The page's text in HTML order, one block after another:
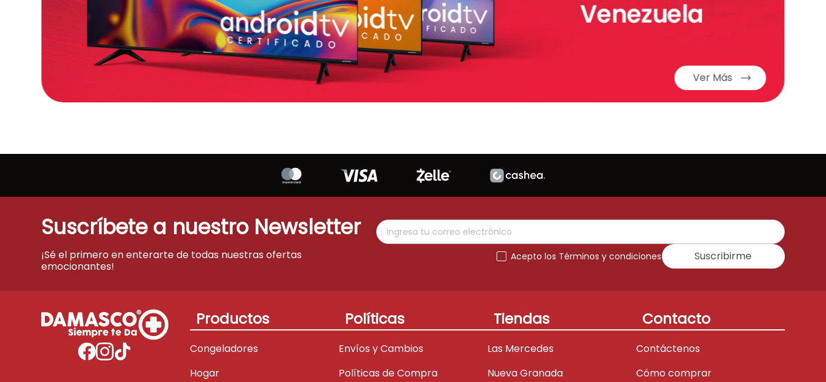
Ver Más
Suscríbete a nuestro Newsletter
¡Sé el primero en enterarte de todas nuestras ofertas
emocionantes!
Acepto los Términos y condiciones Suscribirme
Productos
Congeladores
Hogar
Políticas
Envíos y Cambios
Políticas de Compra
Tiendas
Las Mercedes
Nueva Granada
Contacto
Contáctenos
Cómo comprar